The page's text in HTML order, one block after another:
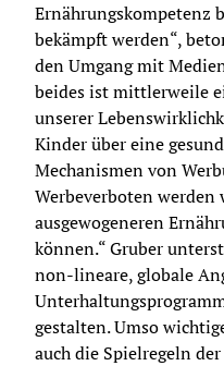
Ernährungskompetenz
bekämpft werden“,
den Umgang mit
beides ist mittlerweile
unserer
Kinder über eine
Mechanismen von
Werbeverboten
ausgewogeneren
können.“ Gruber
non-lineare, globale
gestalten. Umso
auch die Spielregeln